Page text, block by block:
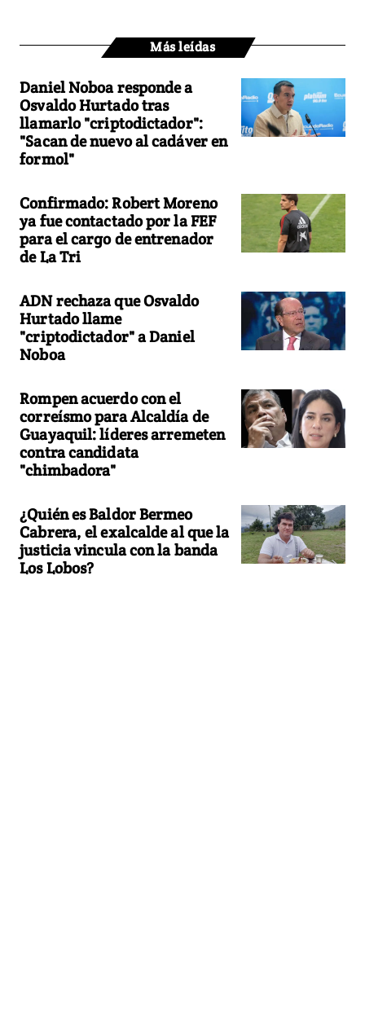
Más leídas
Daniel Noboa responde a
Osvaldo Hurtado tras
llamarlo "criptodictador":
"Sacan de nuevo al cadáver en
formol"
Confirmado: Robert Moreno
ya fue contactado por la FEF
para el cargo de entrenador
de La Tri
ADN rechaza que Osvaldo
Hurtado llame
"criptodictador" a Daniel
Noboa
Rompen acuerdo con el
correísmo para Alcaldía de
Guayaquil: líderes arremeten
contra candidata
"chimbadora"
¿Quién es Baldor Bermeo
Cabrera, el exalcalde al que la
justicia vincula con la banda
Los Lobos?